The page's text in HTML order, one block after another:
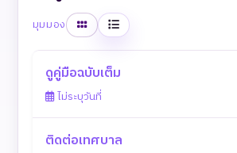
มุมมอง ตารางรายการ
ดูคู่มือฉบับเต็ม
ไม่ระบุวันที่
ติดต่อเทศบาล